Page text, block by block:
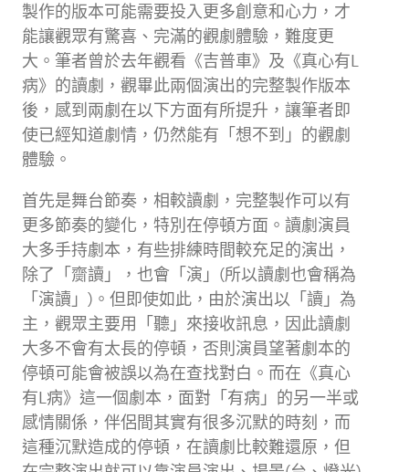
製作的版本可能需要投入更多創意和心力，才
能讓觀眾有驚喜、完滿的觀劇體驗，難度更
大。筆者曾於去年觀看《吉普車》及《真心有L
病》的讀劇，觀畢此兩個演出的完整製作版本
後，感到兩劇在以下方面有所提升，讓筆者即
使已經知道劇情，仍然能有「想不到」的觀劇
體驗。
首先是舞台節奏，相較讀劇，完整製作可以有
更多節奏的變化，特別在停頓方面。讀劇演員
大多手持劇本，有些排練時間較充足的演出，
除了「齌讀」，也會「演」(所以讀劇也會稱為
「演讀」)。但即使如此，由於演出以「讀」為
主，觀眾主要用「聽」來接收訊息，因此讀劇
大多不會有太長的停頓，否則演員望著劇本的
停頓可能會被誤以為在查找對白。而在《真心
有L病》這一個劇本，面對「有病」的另一半或
感情關係，伴侶間其實有很多沉默的時刻，而
這種沉默造成的停頓，在讀劇比較難還原，但